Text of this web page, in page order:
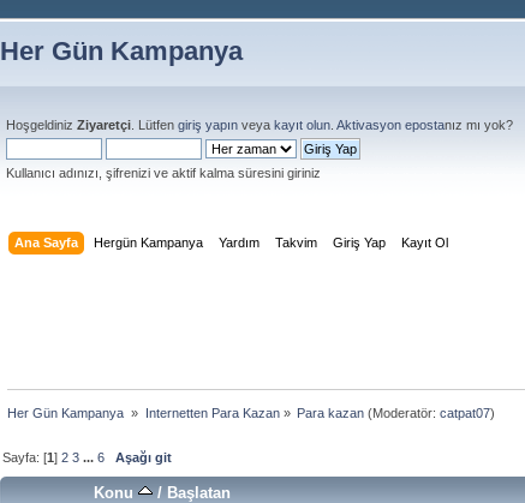
Her Gün Kampanya
Hoşgeldiniz Ziyaretçi . Lütfen giriş yapın veya kayıt olun Aktivasyon epostanız mı yok?
Kullanıcı adınızı, şifrenizi ve aktif kalma süresini giriniz
Ana Sayfa Hergün Kampanya Yardım Takvim Giriş Yap Kayıt Ol
Her Gün Kampanya » Internetten Para Kazan» Para kazan(Moderatör: catpat07)
Sayfa: [1]2 3 ...6 Aşağı git
Konu /Başlatan